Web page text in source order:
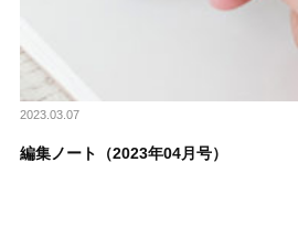
2023.03.07
編集ノート（2023年04月号）